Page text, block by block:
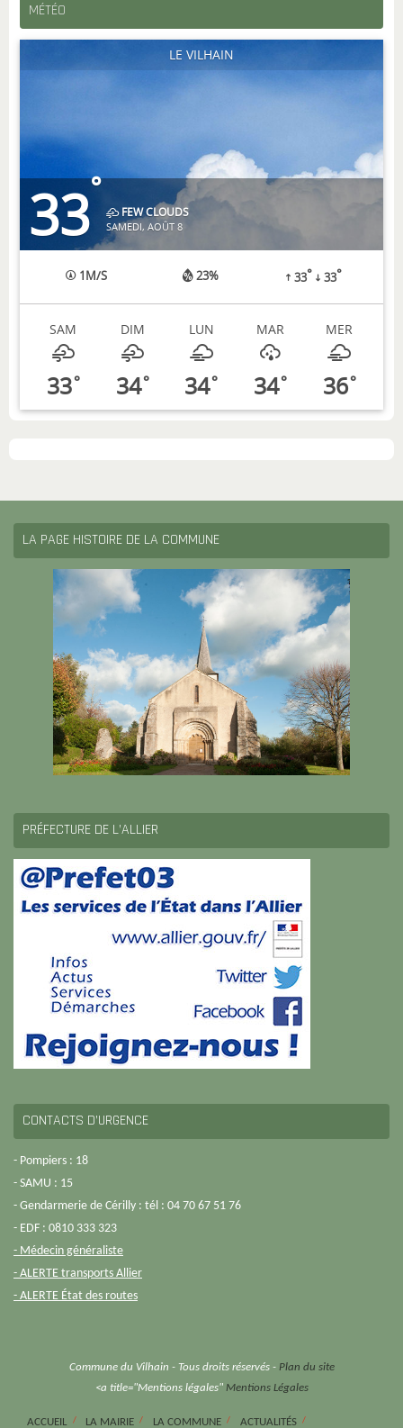
MÉTÉO
LE VILHAIN
33°
FEW CLOUDS
SAMEDI, AOÛT 8
1M/S 23% 33° 33°
SAM
33°
DIM
34°
LUN
34°
MAR
34°
MER
36°
LA PAGE HISTOIRE DE LA COMMUNE
PRÉFECTURE DE L’ALLIER
CONTACTS D’URGENCE
- Pompiers : 18
- SAMU : 15
- Gendarmerie de Cérilly : tél : 04 70 67 51 76
- EDF : 0810 333 323
- Médecin généraliste
- ALERTE transports Allier
- ALERTE État des routes
Commune du Vilhain - Tous droits réservés - Plan du site
<a title="Mentions légales" Mentions Légales
ACCUEIL LA MAIRIE LA COMMUNE ACTUALITÉS